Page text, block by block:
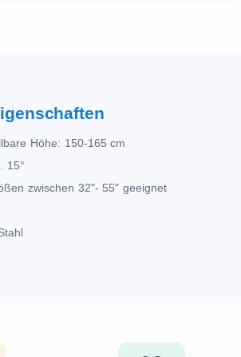
Höhe: 150-165 cm
15°
zwischen 32"- 55" geeignet